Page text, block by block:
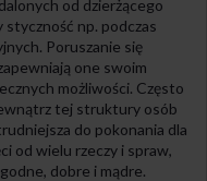
od dzierżącego
styczność np. podczas
Poruszanie się
one swoim
możliwości. Często
tej struktury osób
do pokonania dla
od wielu rzeczy i spraw,
dobre i mądre.